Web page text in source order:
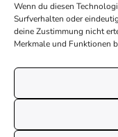
Wenn du diesen
Surfverhalten oder
deine Zustimmung nicht
Merkmale und Funktionen